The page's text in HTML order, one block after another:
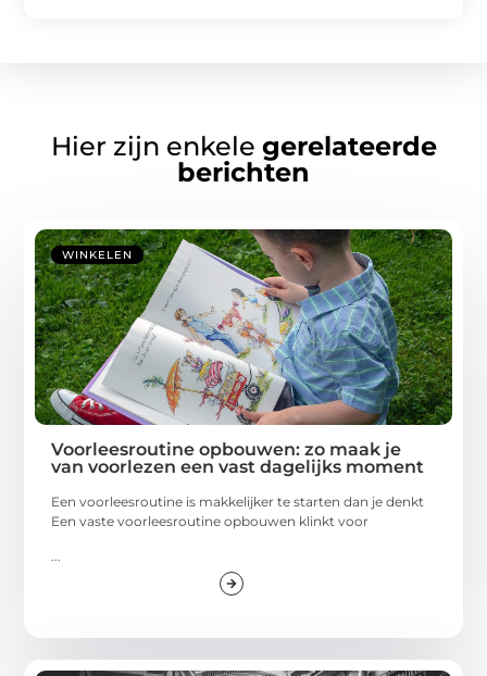
Hier zijn enkele gerelateerde
berichten
WINKELEN
Voorleesroutine opbouwen: zo maak je
van voorlezen een vast dagelijks moment
Een voorleesroutine is makkelijker te starten dan je denkt
Een vaste voorleesroutine opbouwen klinkt voor